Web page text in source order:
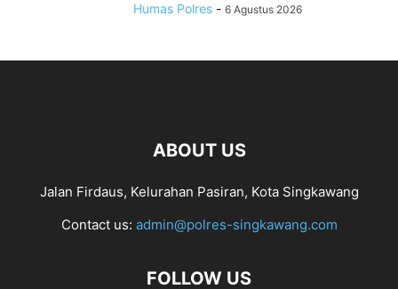
Humas Polres - 6 Agustus 2026
ABOUT US
Jalan Firdaus, Kelurahan Pasiran, Kota Singkawang
Contact us: admin@polres-singkawang.com
FOLLOW US